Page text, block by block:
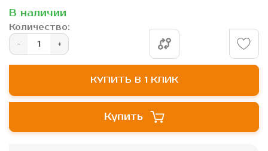
галереи
изображений
В наличии
Количество:
Купить
КУПИТЬ В 1 КЛИК